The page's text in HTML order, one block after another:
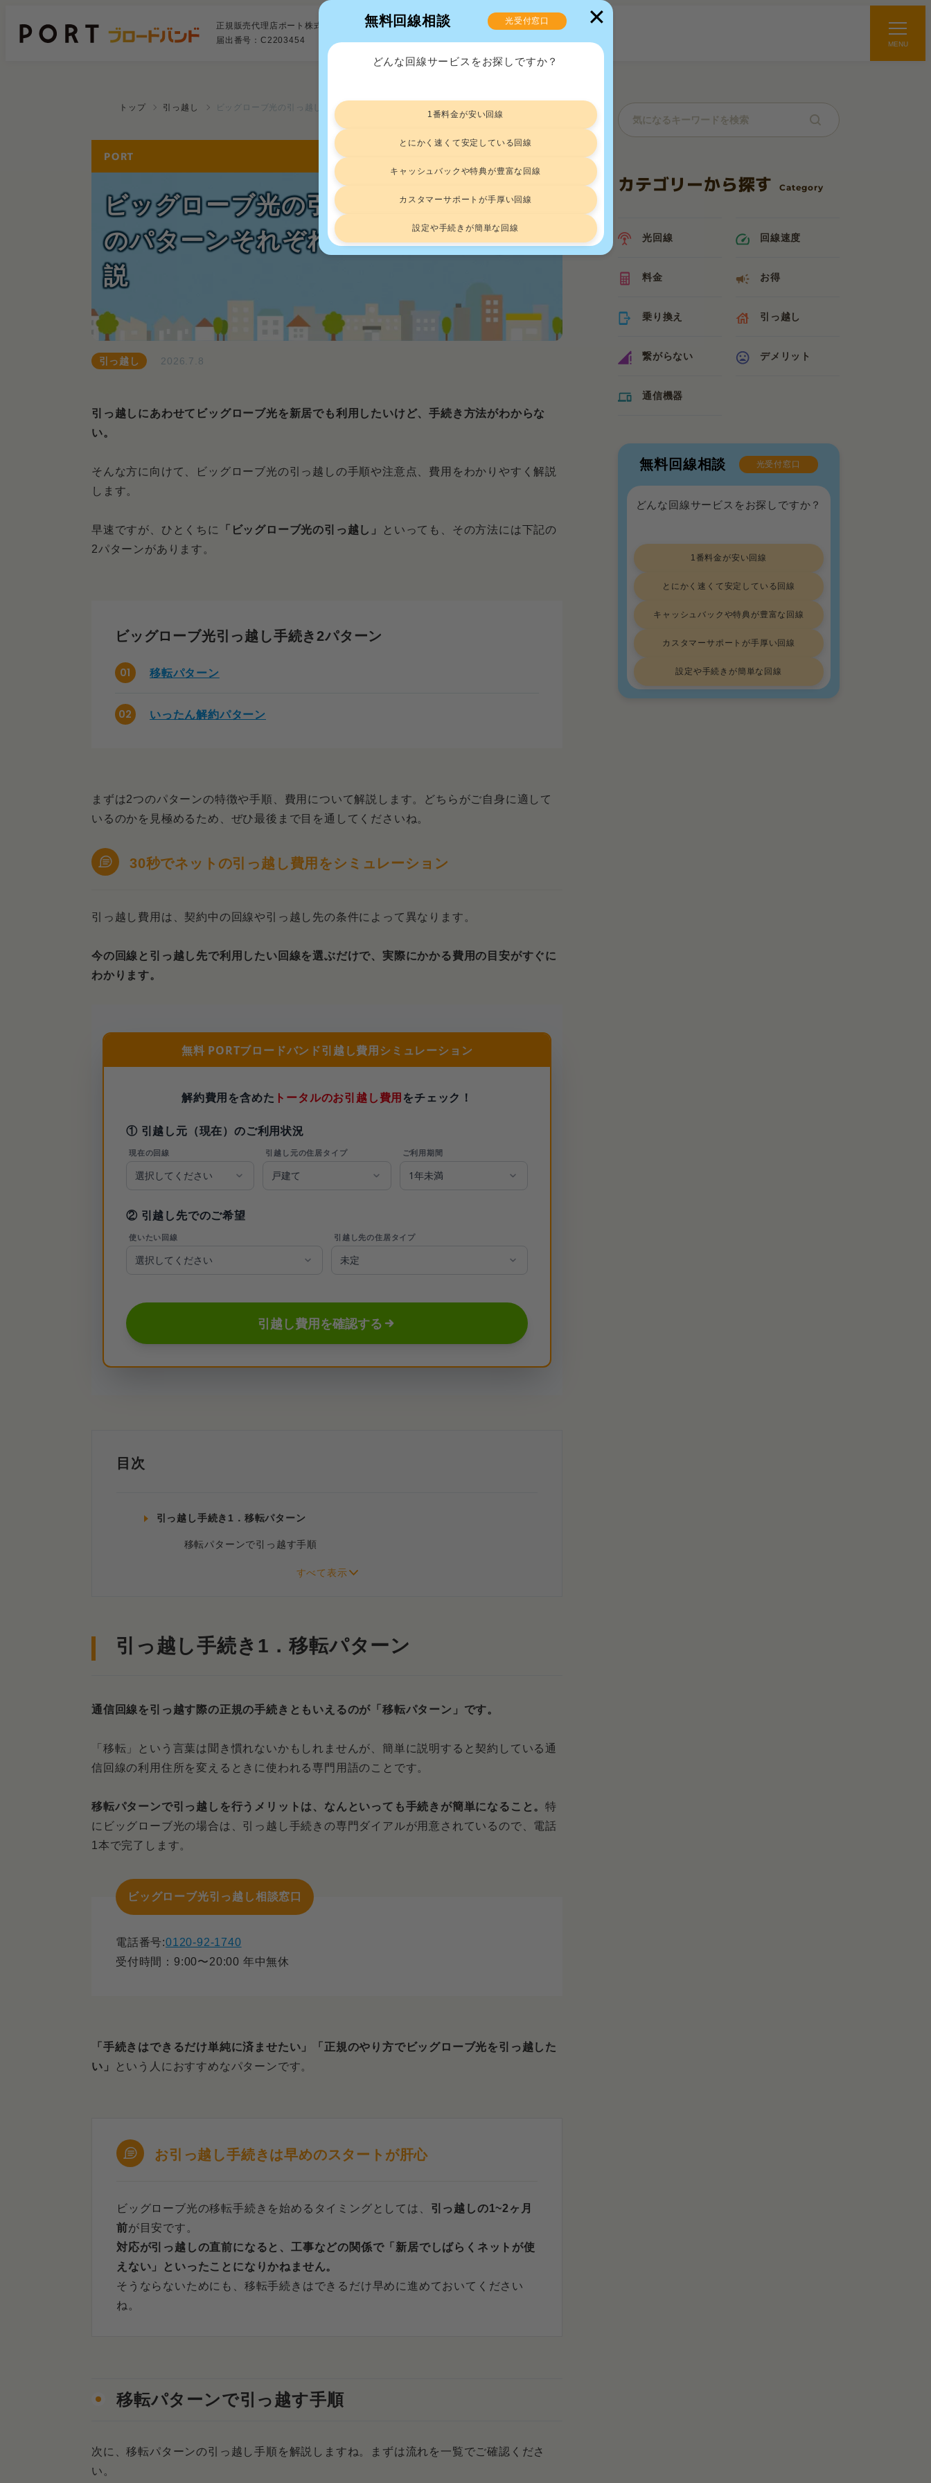
正規販売代理店ポート株式会社
届出番号：C2203454
MENU
トップ 引っ越し ビッグローブ光の引っ越し手続き｜2つのパターンそれぞれの流れや費用を解説
ビッグローブ光の引っ越し手続き｜2つ
のパターンそれぞれの流れや費用を解
説
引っ越し 2026.7.8
引っ越しにあわせてビッグローブ光を新居でも利用したいけど、手続き方法がわからな
い。
そんな方に向けて、ビッグローブ光の引っ越しの手順や注意点、費用をわかりやすく解説
します。
早速ですが、ひとくちに 「ビッグローブ光の引っ越し」
といっても、その方法には下記の
2パターンがあります。
ビッグローブ光引っ越し手続き2パターン
移転パターン
いったん解約パターン
まずは2つのパターンの特徴や手順、費用について解説します。どちらがご自身に適して
いるのかを見極めるため、ぜひ最後まで目を通してくださいね。
30秒でネットの引っ越し費用をシミュレーション
引っ越し費用は、契約中の回線や引っ越し先の条件によって異なります。
今の回線と引っ越し先で利用したい回線を選ぶだけで、実際にかかる費用の目安がすぐに
わかります。
無料 PORTブロードバンド引越し費用シミュレーション
解約費用を含めた トータルのお引越し費用をチェック！
① 引越し元（現在）のご利用状況
現在の回線 引越し元の住居タイプ ご利用期間
② 引越し先でのご希望
使いたい回線 引越し先の住居タイプ
引越し費用を確認する
目次
引っ越し手続き1．移転パターン
移転パターンで引っ越す手順
必要に応じて2種類の工事がある
いったん解約パターンで引っ越す手順
ビッグローブ光の引っ越しにかかる費用
いったん解約パターンにかかる費用は¥6,660〜
どちらのパターンが最適か
ビッグローブ光を引っ越しするときの注意点
そもそも引っ越し先で使えるのかをチェック
ビッグローブ光の引っ越しに関する「よくある質問」
まとめ．事前に計画をしっかりしておけば引っ越しはスムーズ
引っ越し手続き1．移転パターン
通信回線を引っ越す際の正規の手続きともいえるのが「移転パターン」です。
「移転」という言葉は聞き慣れないかもしれませんが、簡単に説明すると契約している通
信回線の利用住所を変えるときに使われる専門用語のことです。
移転パターンで引っ越しを行うメリットは、なんといっても手続きが簡単になること。特
にビッグローブ光の場合は、引っ越し手続きの専門ダイアルが用意されているので、電話
1本で完了します。
ビッグローブ光引っ越し相談窓口
電話番号:0120-92-1740
受付時間：9:00〜20:00 年中無休
「手続きはできるだけ単純に済ませたい」「正規のやり方でビッグローブ光を引っ越した
い」
という人におすすめなパターンです。
お引っ越し手続きは早めのスタートが肝心
ビッグローブ光の移転手続きを始めるタイミングとしては、 引っ越しの1~2ヶ月
前が目安です。
対応が引っ越しの直前になると、工事などの関係で「新居でしばらくネットが使
えない」といったことになりかねません。
そうならないためにも、移転手続きはできるだけ早めに進めておいてください
ね。
移転パターンで引っ越す手順
次に、移転パターンの引っ越し手順を解説しますね。まずは流れを一覧でご確認くださ
い。
カテゴリーから探す
光回線 回線速度
料金 お得
乗り換え 引っ越し
繋がらない デメリット
通信機器
無料回線相談 光受付窓口
どんな回線サービスをお探しですか？
1番料金が安い回線
とにかく速くて安定している回線
キャッシュバックや特典が豊富な回線
カスタマーサポートが手厚い回線
設定や手続きが簡単な回線
✕
無料回線相談 光受付窓口
どんな回線サービスをお探しですか？
1番料金が安い回線
とにかく速くて安定している回線
キャッシュバックや特典が豊富な回線
カスタマーサポートが手厚い回線
設定や手続きが簡単な回線